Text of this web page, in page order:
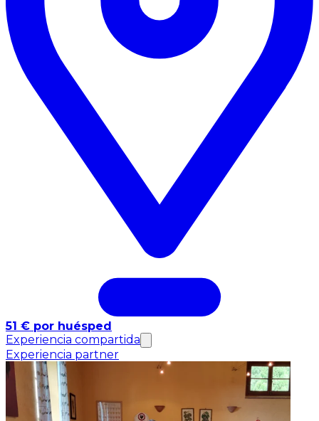
51 € por huésped
Experiencia compartida
Experiencia partner